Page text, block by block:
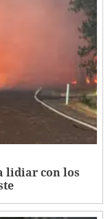
lidiar con los